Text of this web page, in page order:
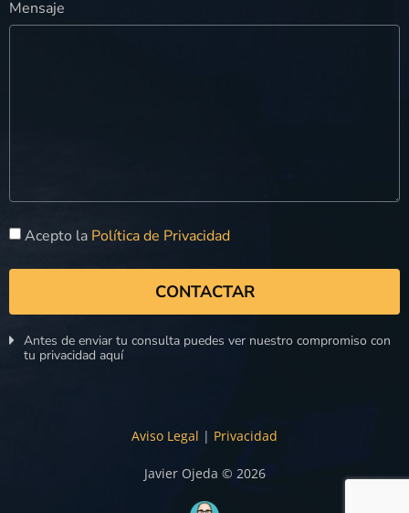
Mensaje
Acepto la Política de Privacidad
CONTACTAR
Antes de enviar tu consulta puedes ver nuestro compromiso con
tu privacidad aquí
Aviso Legal | Privacidad
Javier Ojeda © 2026